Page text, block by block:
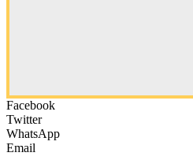
Facebook
Twitter
WhatsApp
Email